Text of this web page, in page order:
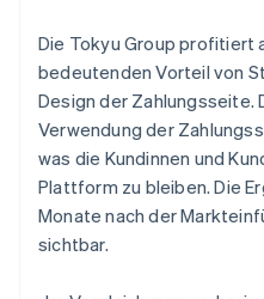
Die Tokyu Group profitiert
bedeutenden Vorteil von
Design der Zahlungsseite.
Verwendung der
was die Kundinnen und
Plattform zu bleiben. Die
Monate nach der
sichtbar.